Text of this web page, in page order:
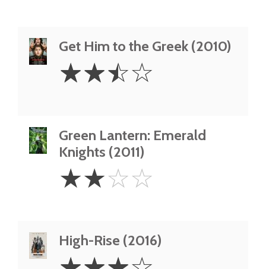
Get Him to the Greek (2010)
2.5
Stars
☆☆☆☆
Green Lantern: Emerald
Knights (2011)
Stars
☆☆☆☆
High-Rise (2016)